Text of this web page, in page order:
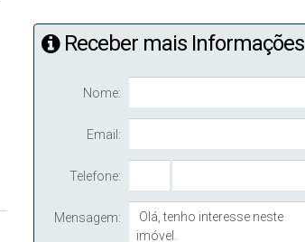
Receber mais Informações
Nome:
Email:
Telefone:
Mensagem: